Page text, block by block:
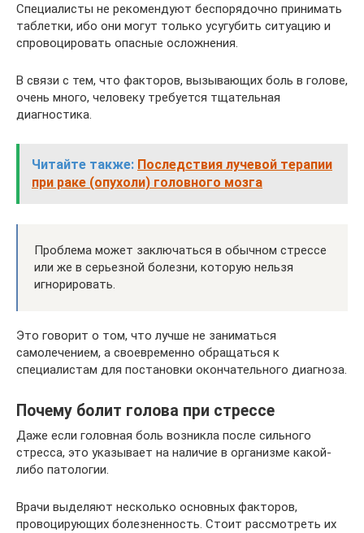
Специалисты не рекомендуют беспорядочно принимать
таблетки, ибо они могут только усугубить ситуацию и
спровоцировать опасные осложнения.
В связи с тем, что факторов, вызывающих боль в голове,
очень много, человеку требуется тщательная
диагностика.
Читайте также: Последствия лучевой терапии
при раке (опухоли) головного мозга
Проблема может заключаться в обычном стрессе
или же в серьезной болезни, которую нельзя
игнорировать.
Это говорит о том, что лучше не заниматься
самолечением, а своевременно обращаться к
специалистам для постановки окончательного диагноза.
Почему болит голова при стрессе
Даже если головная боль возникла после сильного
стресса, это указывает на наличие в организме какой-
либо патологии.
Врачи выделяют несколько основных факторов,
провоцирующих болезненность. Стоит рассмотреть их